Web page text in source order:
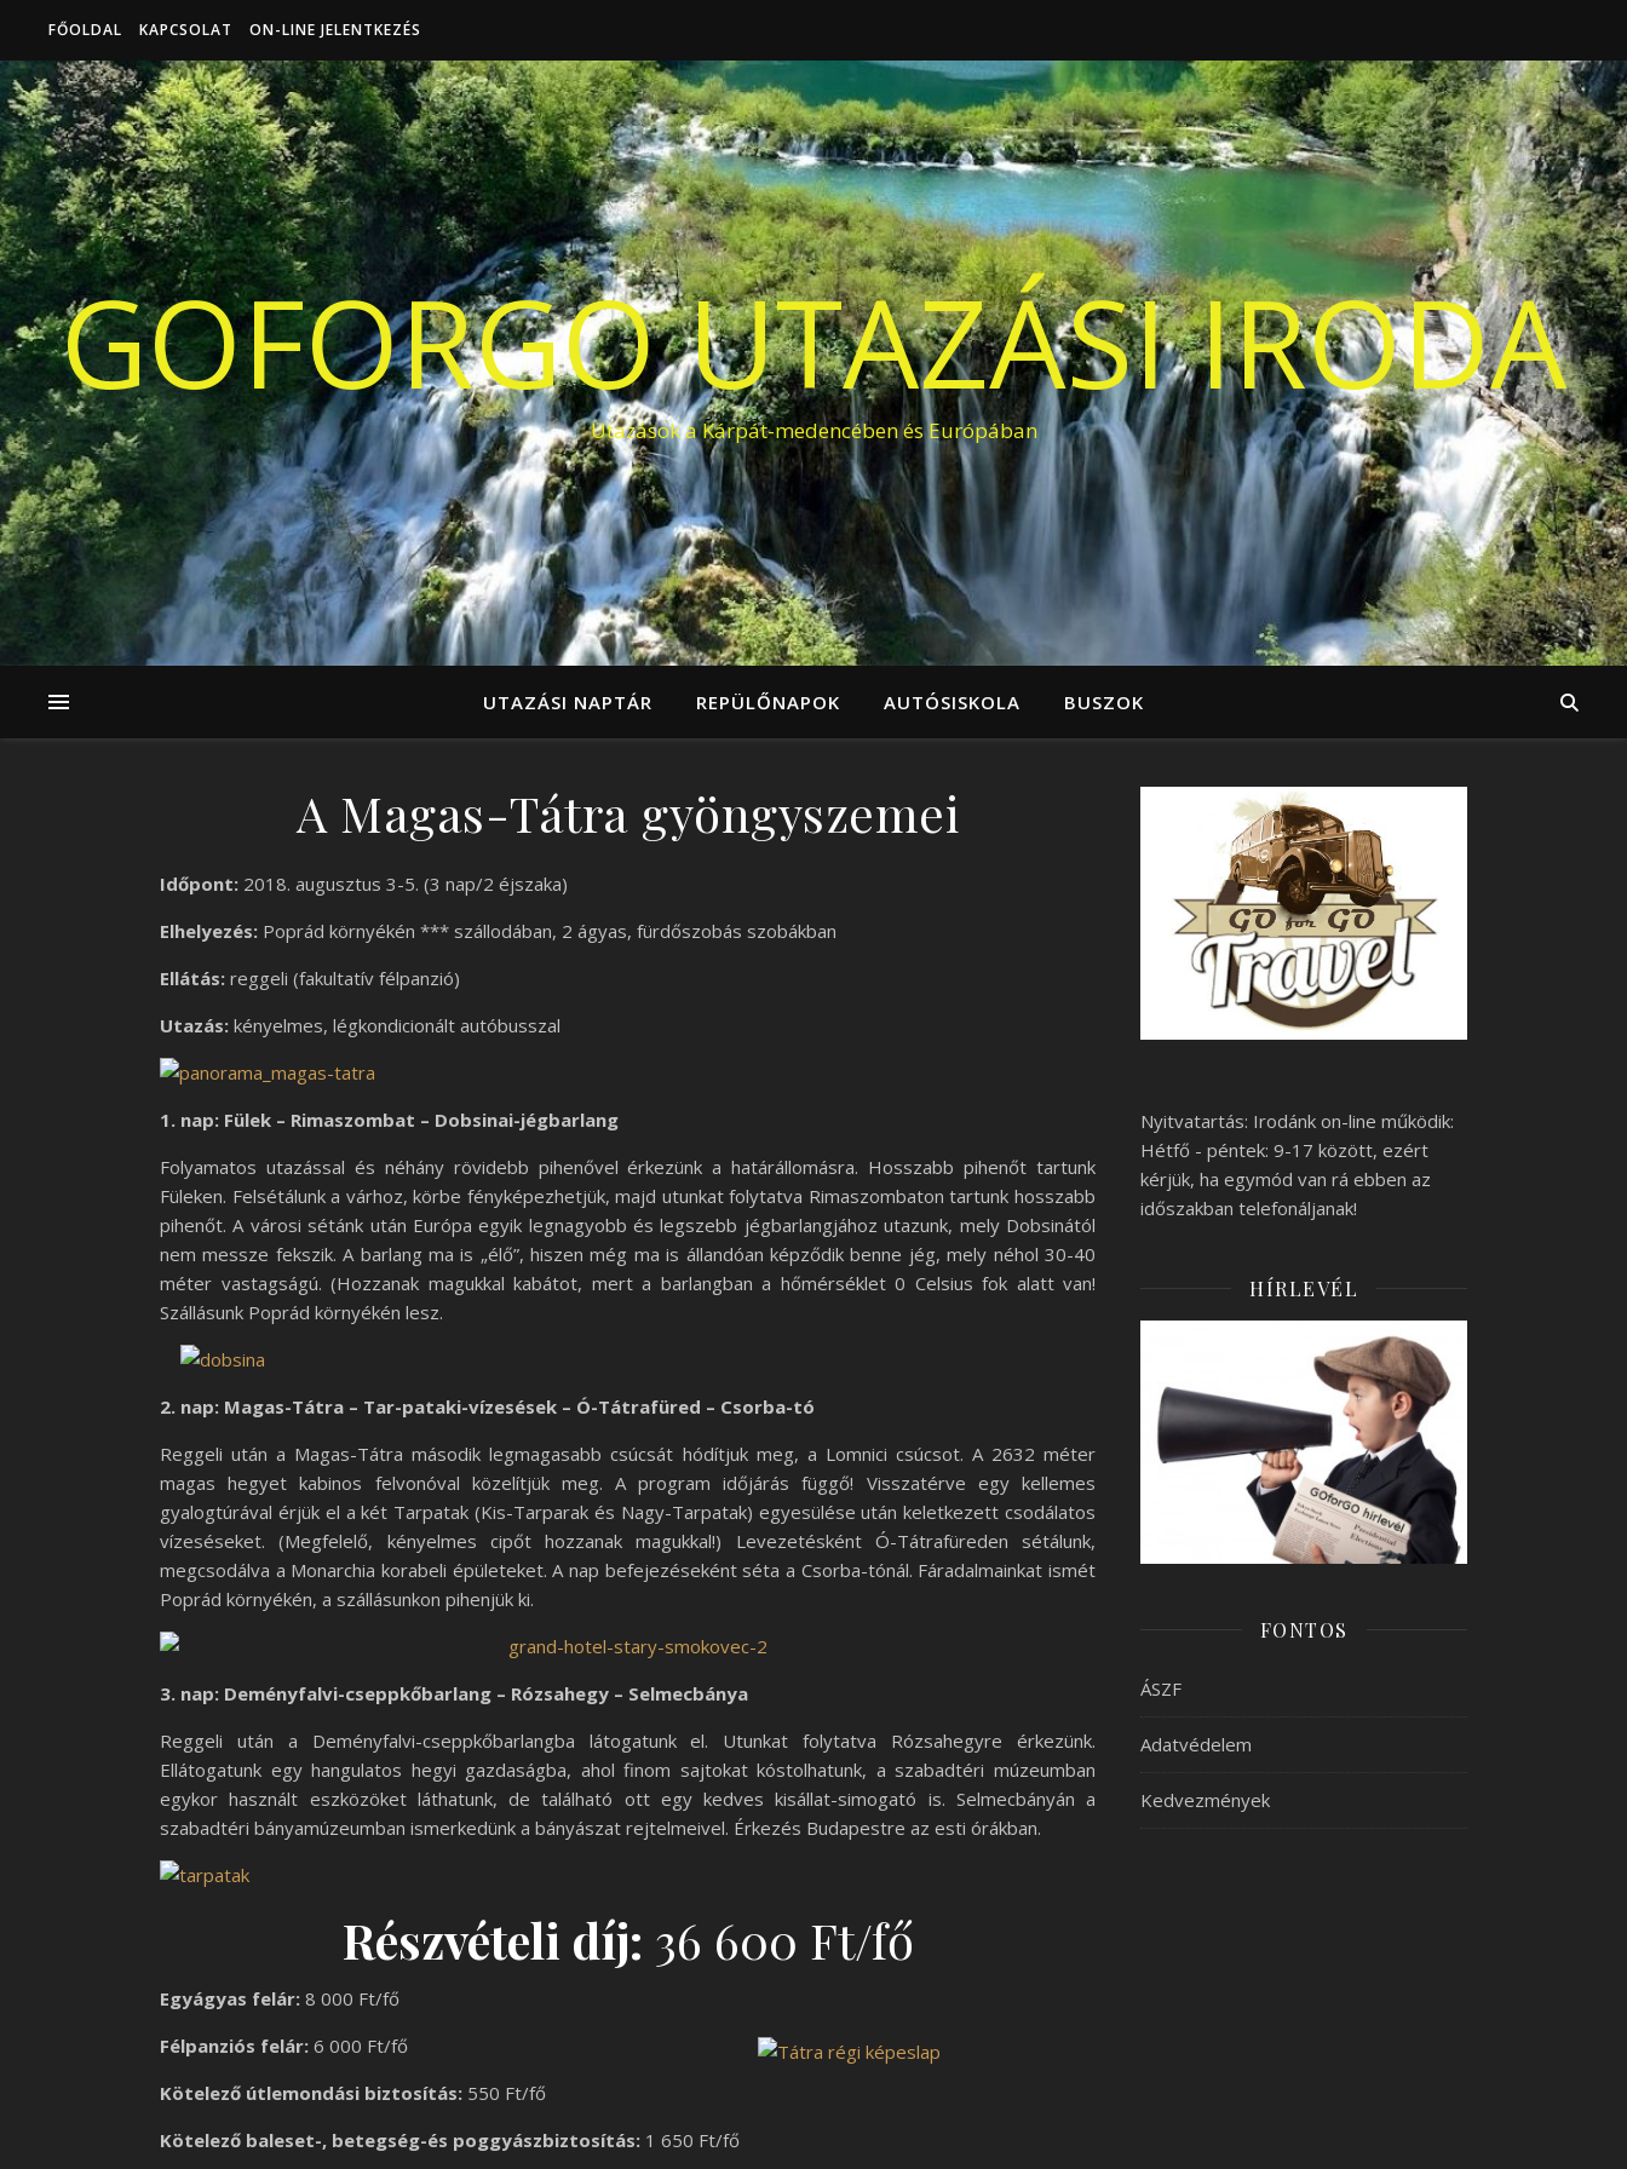
FŐOLDAL KAPCSOLAT ON-LINE JELENTKEZÉS
GOFORGO UTAZÁSI IRODA
Utazások a Kárpát-medencében és Európában
UTAZÁSI NAPTÁR REPÜLŐNAPOK AUTÓSISKOLA BUSZOK
A Magas-Tátra gyöngyszemei
Időpont: 2018. augusztus 3-5. (3 nap/2 éjszaka)
Elhelyezés: Poprád környékén *** szállodában, 2 ágyas, fürdőszobás szobákban
Ellátás: reggeli (fakultatív félpanzió)
Utazás: kényelmes, légkondicionált autóbusszal
1. nap: Fülek – Rimaszombat – Dobsinai-jégbarlang
Folyamatos utazással és néhány rövidebb pihenővel érkezünk a határállomásra. Hosszabb pihenőt tartunk
Füleken. Felsétálunk a várhoz, körbe fényképezhetjük, majd utunkat folytatva Rimaszombaton tartunk hosszabb
pihenőt. A városi sétánk után Európa egyik legnagyobb és legszebb jégbarlangjához utazunk, mely Dobsinától
nem messze fekszik. A barlang ma is „élő”, hiszen még ma is állandóan képződik benne jég, mely néhol 30-40
méter vastagságú. (Hozzanak magukkal kabátot, mert a barlangban a hőmérséklet 0 Celsius fok alatt van!
Szállásunk Poprád környékén lesz.
2. nap: Magas-Tátra – Tar-pataki-vízesések – Ó-Tátrafüred – Csorba-tó
Reggeli után a Magas-Tátra második legmagasabb csúcsát hódítjuk meg, a Lomnici csúcsot. A 2632 méter
magas hegyet kabinos felvonóval közelítjük meg. A program időjárás függő! Visszatérve egy kellemes
gyalogtúrával érjük el a két Tarpatak (Kis-Tarparak és Nagy-Tarpatak) egyesülése után keletkezett csodálatos
vízeséseket. (Megfelelő, kényelmes cipőt hozzanak magukkal!) Levezetésként Ó-Tátrafüreden sétálunk,
megcsodálva a Monarchia korabeli épületeket. A nap befejezéseként séta a Csorba-tónál. Fáradalmainkat ismét
Poprád környékén, a szállásunkon pihenjük ki.
3. nap: Deményfalvi-cseppkőbarlang – Rózsahegy – Selmecbánya
Reggeli után a Deményfalvi-cseppkőbarlangba látogatunk el. Utunkat folytatva Rózsahegyre érkezünk.
Ellátogatunk egy hangulatos hegyi gazdaságba, ahol finom sajtokat kóstolhatunk, a szabadtéri múzeumban
egykor használt eszközöket láthatunk, de található ott egy kedves kisállat-simogató is. Selmecbányán a
szabadtéri bányamúzeumban ismerkedünk a bányászat rejtelmeivel. Érkezés Budapestre az esti órákban.
Részvételi díj: 36 600 Ft/fő
Egyágyas felár: 8 000 Ft/fő
Félpanziós felár: 6 000 Ft/fő
Kötelező útlemondási biztosítás: 550 Ft/fő
Kötelező baleset-, betegség-és poggyászbiztosítás: 1 650 Ft/fő
Nyitvatartás: Irodánk on-line működik:
Hétfő - péntek: 9-17 között, ezért
kérjük, ha egymód van rá ebben az
időszakban telefonáljanak!
HÍRLEVÉL
FONTOS
ÁSZF
Adatvédelem
Kedvezmények